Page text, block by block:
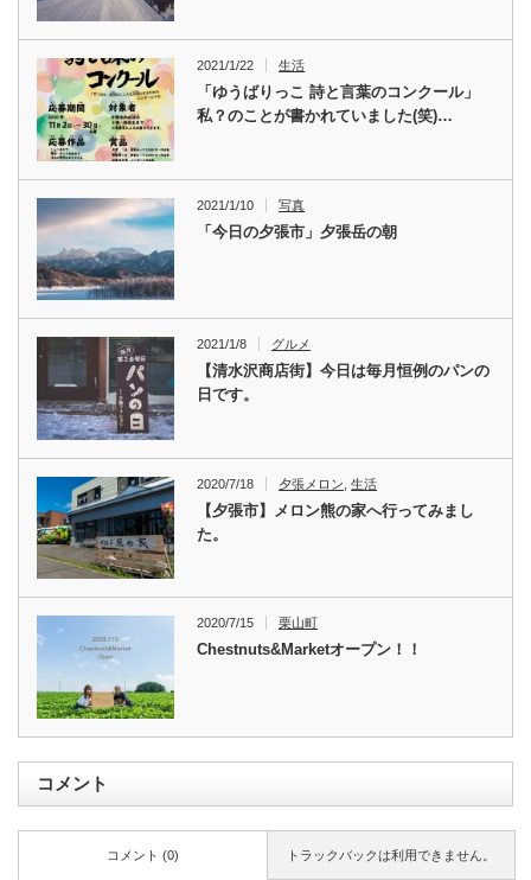
2021/1/22 生活
「ゆうばりっこ 詩と言葉のコンクール」
私？のことが書かれていました(笑)…
2021/1/10 写真
「今日の夕張市」夕張岳の朝
2021/1/8 グルメ
【清水沢商店街】今日は毎月恒例のパンの
日です。
2020/7/18 夕張メロン ,生活
【夕張市】メロン熊の家へ行ってみまし
た。
2020/7/15 栗山町
Chestnuts&Marketオープン！！
コメント
トラックバックは利用できません。
コメント (0)